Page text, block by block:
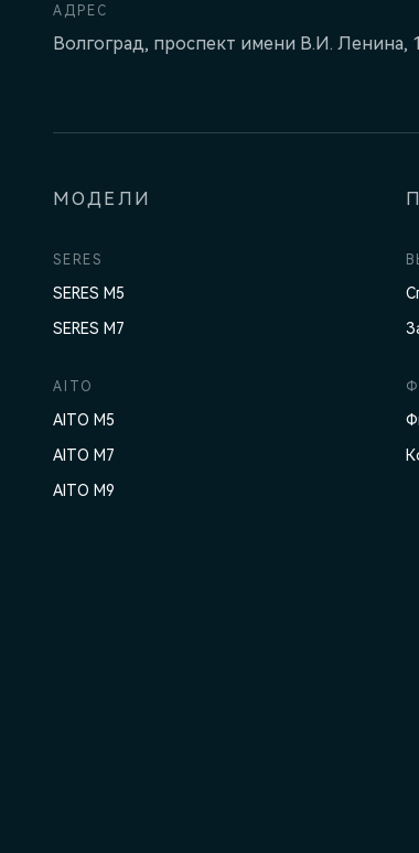
АДРЕС
Волгоград, проспект имени В.И. Ленина,
МОДЕЛИ
SERES
SERES M5
SERES M7
AITO
AITO M5
AITO M7
AITO M9